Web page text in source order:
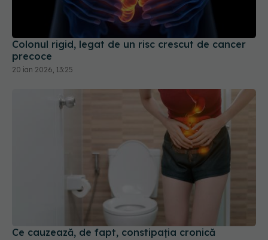
Colonul rigid, legat de un risc crescut de cancer
precoce
20 ian 2026, 13:25
Ce cauzează, de fapt, constipația cronică